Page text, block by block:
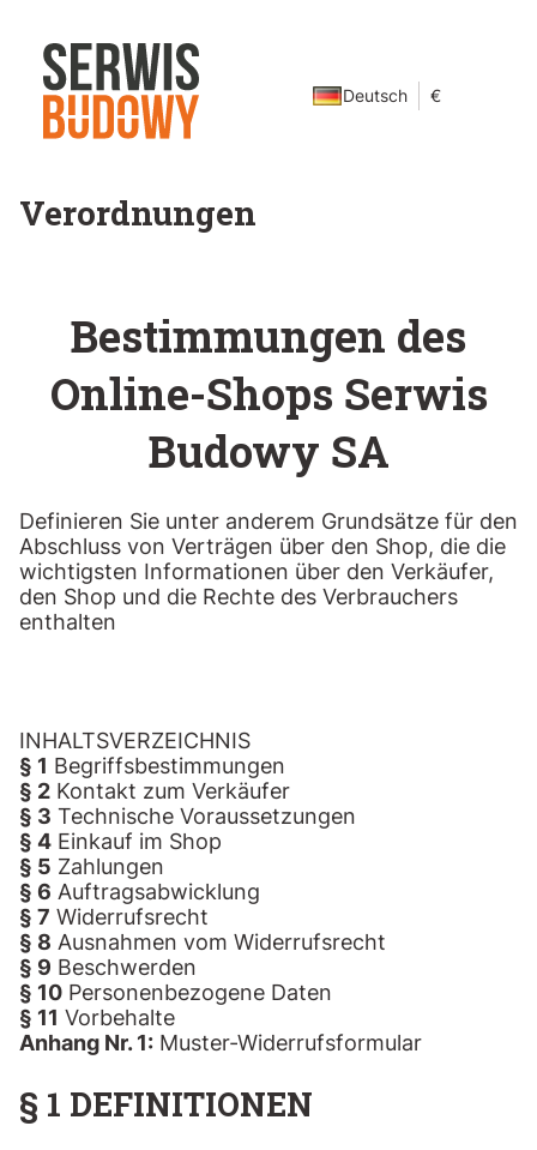
Deutsch €
Verordnungen
Bestimmungen des
Online-Shops Serwis
Budowy SA
Definieren Sie unter anderem Grundsätze für den
Abschluss von Verträgen über den Shop, die die
wichtigsten Informationen über den Verkäufer,
den Shop und die Rechte des Verbrauchers
enthalten
INHALTSVERZEICHNIS
§ 1 Begriffsbestimmungen
§ 2 Kontakt zum Verkäufer
§ 3 Technische Voraussetzungen
§ 4 Einkauf im Shop
§ 5 Zahlungen
§ 6 Auftragsabwicklung
§ 7 Widerrufsrecht
§ 8 Ausnahmen vom Widerrufsrecht
§ 9 Beschwerden
§ 10 Personenbezogene Daten
§ 11 Vorbehalte
Anhang Nr. 1: Muster-Widerrufsformular
§ 1 DEFINITIONEN